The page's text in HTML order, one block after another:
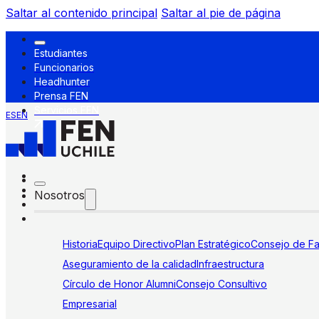
Saltar al contenido principal Saltar al pie de página
Estudiantes
Funcionarios
Headhunter
Prensa FEN
ESEN
Nosotros
HistoriaEquipo DirectivoPlan EstratégicoConsejo de
Aseguramiento de la calidadInfraestructura
Círculo de Honor AlumniConsejo Consultivo
Empresarial